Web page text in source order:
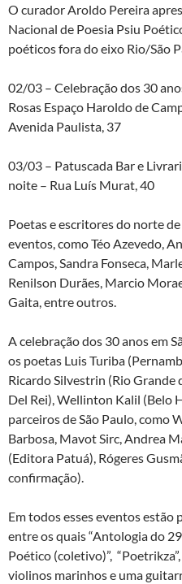
O curador Aroldo Pereira
Nacional de Poesia Psiu
poéticos fora do eixo Rio/São
02/03 – Celebração dos 30
Rosas Espaço Haroldo de
Avenida Paulista, 37
03/03 – Patuscada Bar e
noite – Rua Luís Murat, 40
Poetas e escritores do norte
eventos, como Téo Azevedo,
Campos, Sandra Fonseca,
Renilson Durães, Marcio
Gaita, entre outros.
A celebração dos 30 anos em
os poetas Luis Turiba
Ricardo Silvestrin (Rio Grande
Del Rei),Wellinton Kalil (Belo
parceiros de São Paulo, como
Barbosa, Mavot Sirc,Andrea
(Editora Patuá), Rógeres
confirmação).
Em todos esses eventos
entre os quais “Antologia do
Poético (coletivo)”,
violinos marinhos e uma